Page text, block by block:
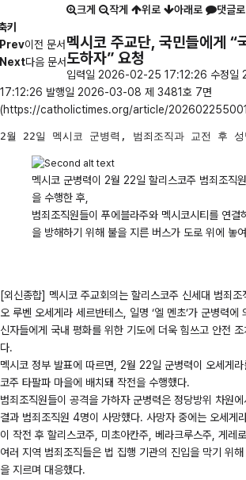
키
Prev이전 문서
Next다음 문서
크게 작게 위로 아래로 댓글로
멕시코 주교단, 국민들에게 “
도하자” 요청
입력일 2026-02-25 17:12:26 수정
17:12:26 발행일 2026-03-08 제 3481호 7면
(https://catholictimes.org/article/
2월 22일 멕시코 군병력, 범죄조직과 교전 후 성
멕시코 군병력이 2월 22일 할리스코주 범죄조직
을 수행한 후,
범죄조직원들이 푸에블라주와 멕시코시티를 연결
을 방해하기 위해 불을 지른 버스가 도로 위에 놓
[외신종합] 멕시코 주교회의는 할리스코주 신세대 범죄조
오 루벤 오세게라 세르반테스, 일명 ‘엘 멘초’가 군병력에
신자들에게 국내 평화를 위한 기도에 더욱 힘쓰고 안전
다.
멕시코 정부 발표에 따르면, 2월 22일 군병력이 오세게
코주 타팔파 마을에 배치돼 작전을 수행했다.
범죄조직원들이 공격을 가하자 군병력은 정당방위 차원
결과 범죄조직원 4명이 사망했다. 사망자 중에는 오세게
이 작전 후 할리스코주, 미초아칸주, 베라크루스주, 게레
여러 지역 범죄조직들은 법 집행 기관의 진입을 막기 위
을 지르며 대응했다.